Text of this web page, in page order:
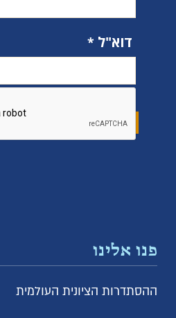
דוא"ל
פנו אלינו
ההסתדרות הציונית העולמית